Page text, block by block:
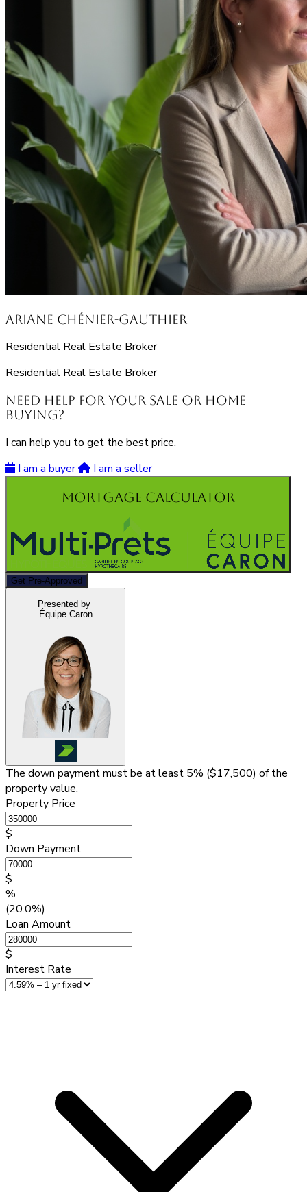
Ariane Chénier-Gauthier
Residential Real Estate Broker
Residential Real Estate Broker
Need Help for Your Sale or Home
Buying?
I can help you to get the best price.
I am a buyer
I am a seller
Mortgage Calculator
Get Pre-Approved
Presented by
Équipe Caron
The down payment must be at least 5% ($17,500) of the
property value.
Property Price
$
Down Payment
$
%
(20.0%)
Loan Amount
$
Interest Rate